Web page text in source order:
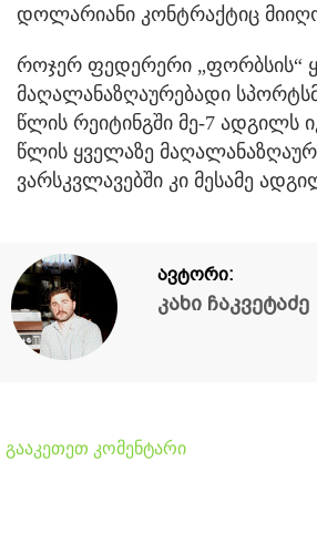
დოლარიანი კონტრაქტიც
როჯერ ფედერერი „ფორბსის“
მაღალანაზღაურებადი
წლის რეიტინგში მე-7 ადგილს
წლის ყველაზე
ვარსკვლავებში კი მესამე
ავტორი:
კახი ჩაკვეტაძე
გააკეთეთ კომენტარი